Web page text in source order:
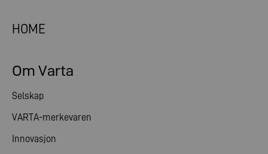
HOME
Om Varta
Selskap
VARTA-merkevaren
Innovasjon